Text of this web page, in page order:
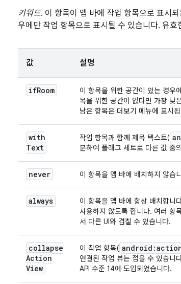
키워드. 이 항목이 앱 바에 작업 항목으로 표시
우에만 작업 항목으로 표시될 수 있습니다. 유효
값 설명
ifRoom 이 항목을 위한 공간이 있는 경우
목을 위한 공간이 없다면 가장 낮
남은 항목은 더보기 메뉴에 표시
with
Text
작업 항목과 함께 제목 텍스트(
분하여 플래그 세트로 다른 값 중
never 이 항목을 앱 바에 배치하지 않습
always
이 항목을 앱 바에 항상 배치합니
사용하지 않도록 합니다. 여러 항
서 다른 UI와 겹칠 수 있습니다.
collapse
Action
View
이 작업 항목(
연결된 작업 뷰는 접을 수 있습니
API 수준 14에 도입되었습니다.